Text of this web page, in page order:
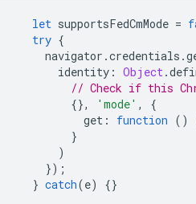
let supportsFedCmMode =
try {
navigator .credentials .
identity : Object .
// Check if this
{},
'mode' ,
{
get : function ()
}
)
});
} catch(e) {}